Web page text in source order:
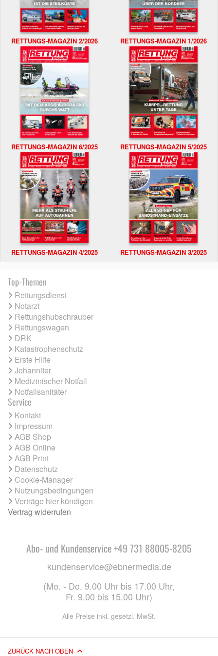
RETTUNGS-MAGAZIN 2/2026 RETTUNGS-MAGAZIN 1/2026
RETTUNGS-MAGAZIN 6/2025 RETTUNGS-MAGAZIN 5/2025
RETTUNGS-MAGAZIN 4/2025 RETTUNGS-MAGAZIN 3/2025
Top-Themen
Rettungsdienst
Notarzt
Rettungshubschrauber
Rettungswagen
DRK
Katastrophenschutz
Erste Hilfe
Johanniter
Medizinischer Notfall
Notfallsanitäter
Service
Kontakt
Impressum
AGB Shop
AGB Online
AGB Print
Datenschutz
Cookie-Manager
Nutzungsbedingungen
Verträge hier kündigen
Vertrag widerrufen
Abo- und Kundenservice +49 731 88005-8205
kundenservice@ebnermedia.de
(Mo. - Do. 9.00 Uhr bis 17.00 Uhr,
Fr. 9.00 bis 15.00 Uhr)
Alle Preise inkl. gesetzl. MwSt.
ZURÜCK NACH OBEN